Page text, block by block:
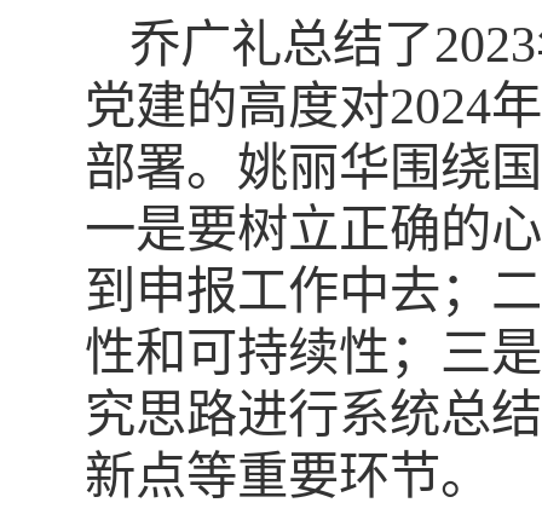
乔广礼总结了2023
党建的高度对2024
部署。姚丽华围绕
一是要树立正确的
到申报工作中去；
性和可持续性；三
究思路进行系统总
新点等重要环节。